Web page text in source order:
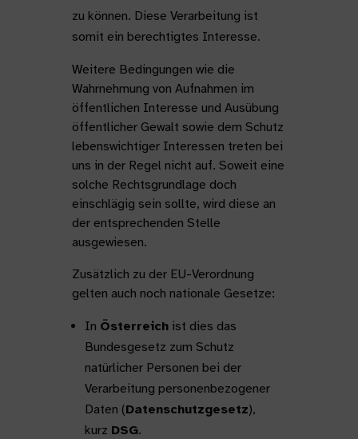
zu können. Diese Verarbeitung ist
somit ein berechtigtes Interesse.
Weitere Bedingungen wie die
Wahrnehmung von Aufnahmen im
öffentlichen Interesse und Ausübung
öffentlicher Gewalt sowie dem Schutz
lebenswichtiger Interessen treten bei
uns in der Regel nicht auf. Soweit eine
solche Rechtsgrundlage doch
einschlägig sein sollte, wird diese an
der entsprechenden Stelle
ausgewiesen.
Zusätzlich zu der EU-Verordnung
gelten auch noch nationale Gesetze:
In Österreichist dies das
Bundesgesetz zum Schutz
natürlicher Personen bei der
Verarbeitung personenbezogener
Daten (Datenschutzgesetz),
kurz DSG.